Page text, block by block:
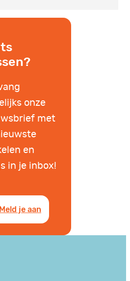
onze
met
en
in je inbox!
Meld je aan